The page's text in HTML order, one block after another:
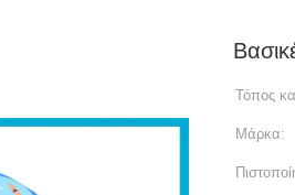
Τόπος
Μάρκα: